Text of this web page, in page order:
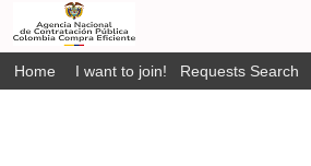
Home I want to join! Requests Search